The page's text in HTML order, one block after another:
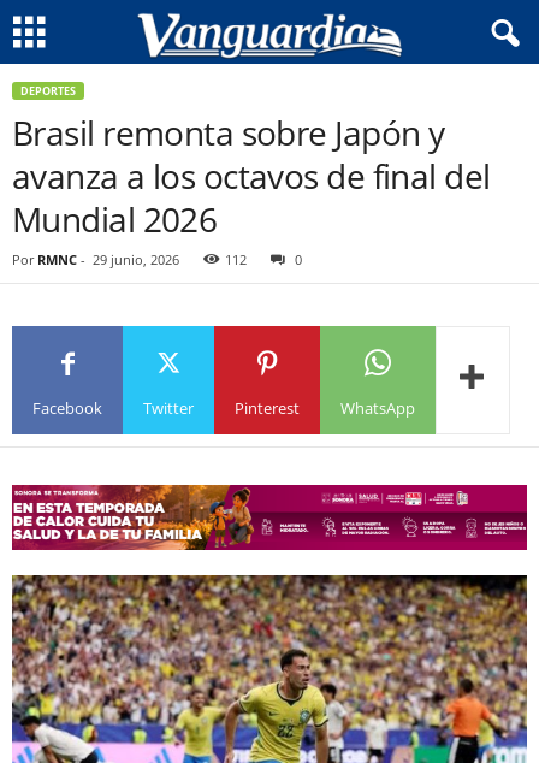
DEPORTES
Brasil remonta sobre Japón y
avanza a los octavos de final del
Mundial 2026
Por RMNC - 29 junio, 2026 112 0
Facebook Twitter Pinterest WhatsApp